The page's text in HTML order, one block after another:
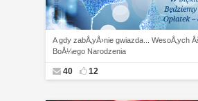
A gdy zabÅ‚yÅ›nie gwiazda... WesoÅ‚ych
BoÅ¼ego Narodzenia
40 12